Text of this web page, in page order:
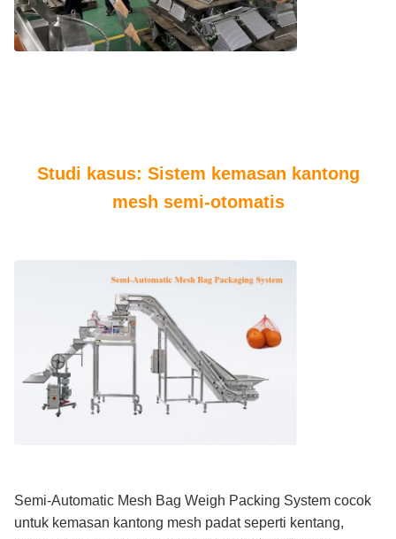
Studi kasus: Sistem kemasan kantong
mesh semi-otomatis
Semi-Automatic Mesh Bag Weigh Packing System cocok
untuk kemasan kantong mesh padat seperti kentang,